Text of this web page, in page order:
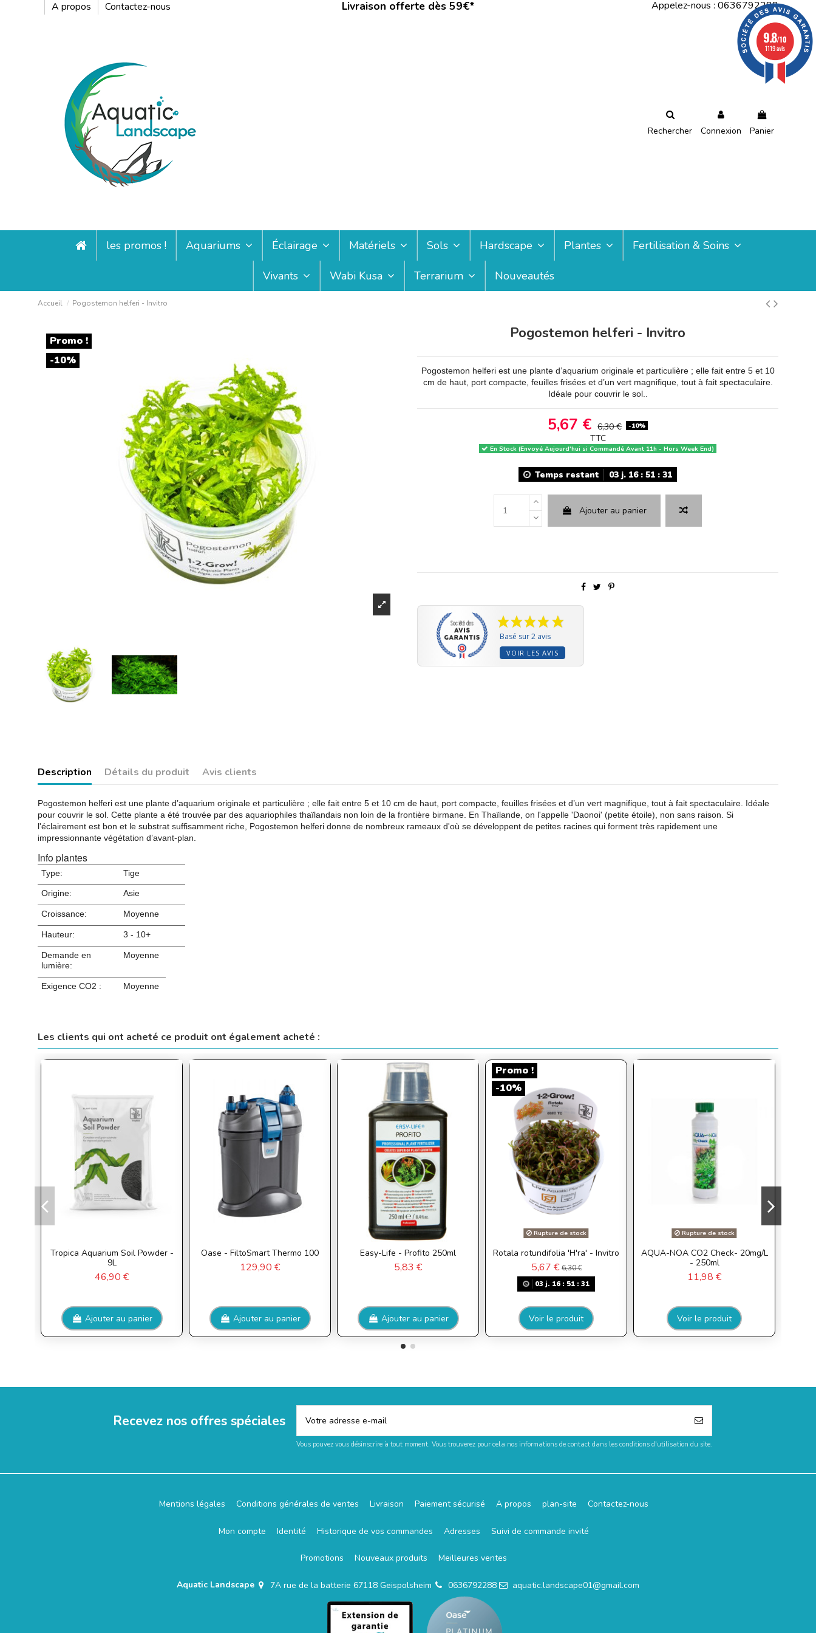
A propos Contactez-nous Livraison offerte dès 59€* Appelez-nous : 0636792288
Rechercher Connexion Panier
les promos ! Aquariums Éclairage Matériels Sols Hardscape Plantes Fertilisation & Soins
Vivants Wabi Kusa Terrarium Nouveautés
Accueil Pogostemon helferi - Invitro
Promo !
-10%
Pogostemon helferi - Invitro
Pogostemon helferi est une plante d’aquarium originale et particulière ; elle fait entre 5 et 10
cm de haut, port compacte, feuilles frisées et d’un vert magnifique, tout à fait spectaculaire.
Idéale pour couvrir le sol..
5,67 € 6,30 € -10%
TTC
En Stock (Envoyé Aujourd'hui si Commandé Avant 11h - Hors Week End)
Temps restant 03j. 16: 51: 30
Ajouter au panier
Basé sur 2 avis
VOIR LES AVIS
Description Détails du produit Avis clients
Pogostemon helferi est une plante d’aquarium originale et particulière ; elle fait entre 5 et 10 cm de haut, port compacte, feuilles frisées et d’un vert magnifique, tout à fait spectaculaire. Idéale
pour couvrir le sol. Cette plante a été trouvée par des aquariophiles thaïlandais non loin de la frontière birmane. En Thaïlande, on l'appelle 'Daonoi' (petite étoile), non sans raison. Si
l'éclairement est bon et le substrat suffisamment riche, Pogostemon helferi donne de nombreux rameaux d'où se développent de petites racines qui forment très rapidement une
impressionnante végétation d’avant-plan.
Info plantes
Type: Tige
Origine: Asie
Croissance: Moyenne
Hauteur: 3 - 10+
Demande en
lumière:
Moyenne
Exigence CO2 : Moyenne
Les clients qui ont acheté ce produit ont également acheté :
Tropica Aquarium Soil Powder -
9L
46,90 €
Ajouter au panier
Oase - FiltoSmart Thermo 100
129,90 €
Ajouter au panier
Easy-Life - Profito 250ml
5,83 €
Ajouter au panier
Promo !
-10%
Rupture de stock
Rotala rotundifolia 'H'ra' - Invitro
5,67 € 6,30 €
03 j. 16 : 51 :30
Voir le produit
Rupture de stock
AQUA-NOA CO2 Check- 20mg/L
- 250ml
11,98 €
Voir le produit
Recevez nos offres spéciales
Vous pouvez vous désinscrire à tout moment. Vous trouverez pour cela nos informations de contact dans les conditions d'utilisation du site.
Mentions légales Conditions générales de ventes Livraison Paiement sécurisé A propos plan-site Contactez-nous
Mon compte Identité Historique de vos commandes Adresses Suivi de commande invité
Promotions Nouveaux produits Meilleures ventes
Aquatic Landscape 7A rue de la batterie 67118 Geispolsheim 0636792288 aquatic.landscape01@gmail.com
9.8/10
1119 avis